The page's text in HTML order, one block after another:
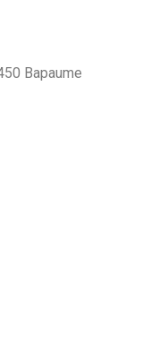
Bapaume